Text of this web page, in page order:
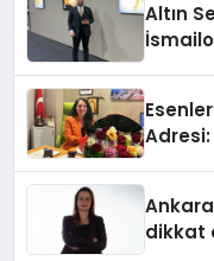
Altın
Adresi:
dikkat